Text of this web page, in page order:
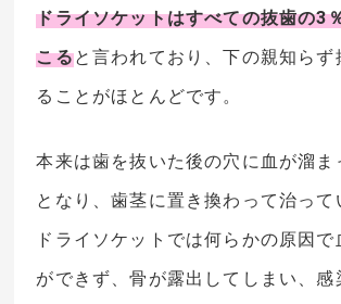
ドライソケットはすべての抜歯の3
こると言われており、下の親知らず
ることがほとんどです。
本来は歯を抜いた後の穴に血が溜ま
となり、歯茎に置き換わって治って
ドライソケットでは何らかの原因
ができず、骨が露出してしまい、感